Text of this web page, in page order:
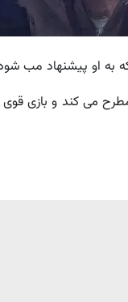
به او پیشنهاد مب
می کند و بازی